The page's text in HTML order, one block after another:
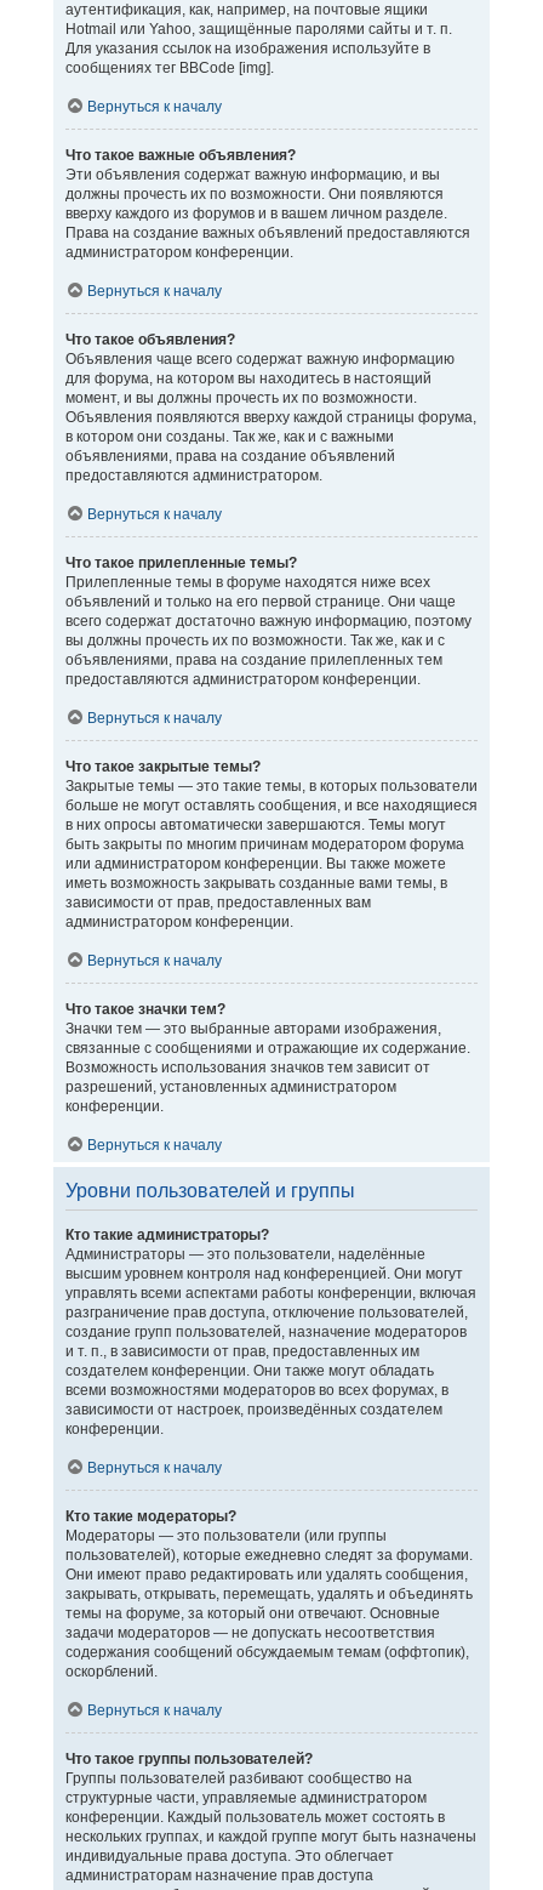
аутентификация, как, например, на почтовые ящики
Hotmail или Yahoo, защищённые паролями сайты и т. п.
Для указания ссылок на изображения используйте в
сообщениях тег BBCode [img].
Вернуться к началу
Что такое важные объявления?
Эти объявления содержат важную информацию, и вы
должны прочесть их по возможности. Они появляются
вверху каждого из форумов и в вашем личном разделе.
Права на создание важных объявлений предоставляются
администратором конференции.
Вернуться к началу
Что такое объявления?
Объявления чаще всего содержат важную информацию
для форума, на котором вы находитесь в настоящий
момент, и вы должны прочесть их по возможности.
Объявления появляются вверху каждой страницы форума,
в котором они созданы. Так же, как и с важными
объявлениями, права на создание объявлений
предоставляются администратором.
Вернуться к началу
Что такое прилепленные темы?
Прилепленные темы в форуме находятся ниже всех
объявлений и только на его первой странице. Они чаще
всего содержат достаточно важную информацию, поэтому
вы должны прочесть их по возможности. Так же, как и с
объявлениями, права на создание прилепленных тем
предоставляются администратором конференции.
Вернуться к началу
Что такое закрытые темы?
Закрытые темы — это такие темы, в которых пользователи
больше не могут оставлять сообщения, и все находящиеся
в них опросы автоматически завершаются. Темы могут
быть закрыты по многим причинам модератором форума
или администратором конференции. Вы также можете
иметь возможность закрывать созданные вами темы, в
зависимости от прав, предоставленных вам
администратором конференции.
Вернуться к началу
Что такое значки тем?
Значки тем — это выбранные авторами изображения,
связанные с сообщениями и отражающие их содержание.
Возможность использования значков тем зависит от
разрешений, установленных администратором
конференции.
Вернуться к началу
Уровни пользователей и группы
Кто такие администраторы?
Администраторы — это пользователи, наделённые
высшим уровнем контроля над конференцией. Они могут
управлять всеми аспектами работы конференции, включая
разграничение прав доступа, отключение пользователей,
создание групп пользователей, назначение модераторов
и т. п., в зависимости от прав, предоставленных им
создателем конференции. Они также могут обладать
всеми возможностями модераторов во всех форумах, в
зависимости от настроек, произведённых создателем
конференции.
Вернуться к началу
Кто такие модераторы?
Модераторы — это пользователи (или группы
пользователей), которые ежедневно следят за форумами.
Они имеют право редактировать или удалять сообщения,
закрывать, открывать, перемещать, удалять и объединять
темы на форуме, за который они отвечают. Основные
задачи модераторов — не допускать несоответствия
содержания сообщений обсуждаемым темам (оффтопик),
оскорблений.
Вернуться к началу
Что такое группы пользователей?
Группы пользователей разбивают сообщество на
структурные части, управляемые администратором
конференции. Каждый пользователь может состоять в
нескольких группах, и каждой группе могут быть назначены
индивидуальные права доступа. Это облегчает
администраторам назначение прав доступа